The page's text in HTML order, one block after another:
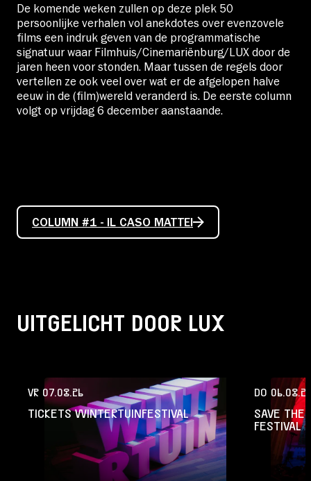
De komende weken zullen op deze plek 50
persoonlijke verhalen vol anekdotes over evenzovele
films een indruk geven van de programmatische
signatuur waar Filmhuis/Cinemariënburg/LUX door de
jaren heen voor stonden. Maar tussen de regels door
vertellen ze ook veel over wat er de afgelopen halve
eeuw in de (film)wereld veranderd is. De eerste column
volgt op vrijdag 6 december aanstaande.
COLUMN #1 - IL CASO MATTEI
UITGELICHT DOOR LUX
VR 07.08.26
TICKETS WINTERTUINFESTIVAL
DO
SAVE THE
FESTIVAL